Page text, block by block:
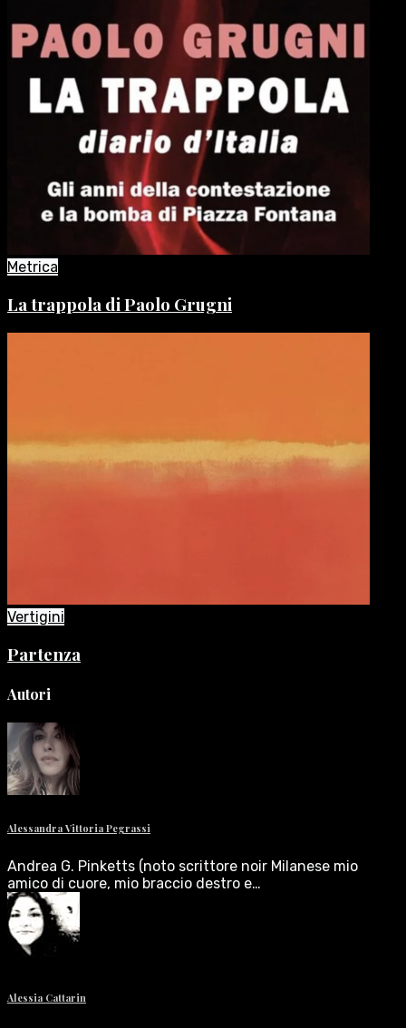
Metrica
La trappola di Paolo Grugni
Vertigini
Partenza
Autori
Alessandra Vittoria Pegrassi
Andrea G. Pinketts (noto scrittore noir Milanese mio
amico di cuore, mio braccio destro e…
Alessia Cattarin